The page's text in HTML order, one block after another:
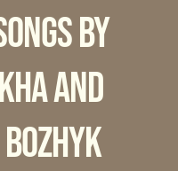
by
and